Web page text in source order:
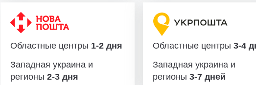
Областные центры 1-2 дня
Западная украина и
регионы 2-3 дня
Областные центры 3-4
Западная украина и
регионы 3-7 дней